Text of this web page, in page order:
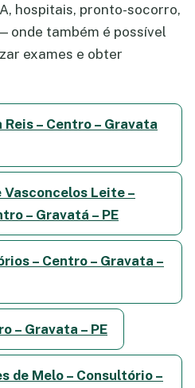
hospitais, pronto-socorro,
onde também é possível
exames e obter
Reis – Centro – Gravata
Leite –
– Gravatá – PE
– Centro – Gravata –
– Gravata – PE
de Melo – Consultório –